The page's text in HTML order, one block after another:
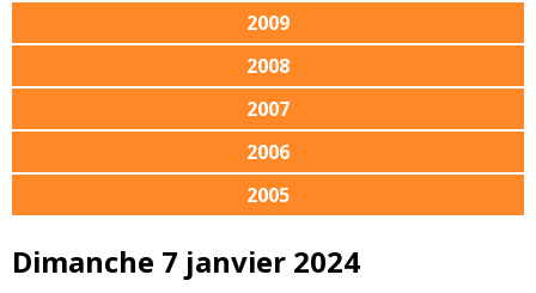
2009
2008
2007
2006
2005
Dimanche 7 janvier 2024